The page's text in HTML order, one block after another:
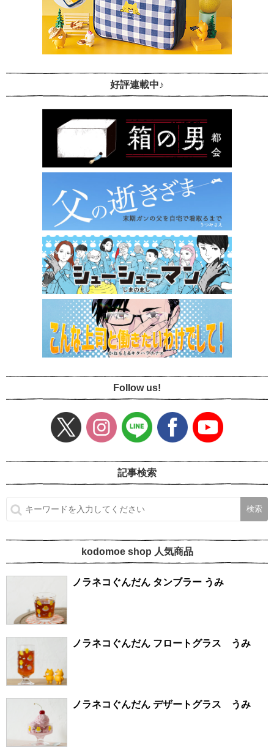
好評連載中♪
Follow us!
記事検索
kodomoe shop 人気商品
ノラネコぐんだん タンブラー うみ
ノラネコぐんだん フロートグラス うみ
ノラネコぐんだん デザートグラス うみ